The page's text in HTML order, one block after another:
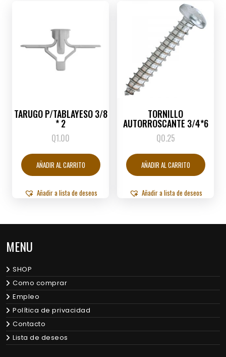
TARUGO P/TABLAYESO 3/8
* 2
Q1.00
AÑADIR AL CARRITO
Añadir a lista de deseos
TORNILLO
AUTORROSCANTE 3/4*6
Q0.25
AÑADIR AL CARRITO
Añadir a lista de deseos
MENU
SHOP
Como comprar
Empleo
Política de privacidad
Contacto
Lista de deseos